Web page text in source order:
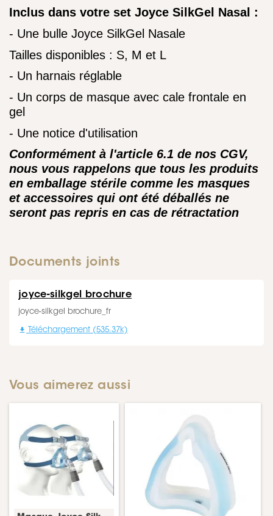
Inclus dans votre set Joyce SilkGel Nasal :
- Une bulle Joyce SilkGel Nasale
Tailles disponibles : S, M et L
- Un harnais réglable
- Un corps de masque avec cale frontale en
gel
- Une notice d'utilisation
Conformément à l'article 6.1 de nos CGV,
nous vous rappelons que tous les produits
en emballage stérile comme les masques
et accessoires qui ont été déballés ne
seront pas repris en cas de rétractation
Documents joints
joyce-silkgel brochure
joyce-silkgel brochure_fr
 Téléchargement (535.37k)
Vous aimerez aussi